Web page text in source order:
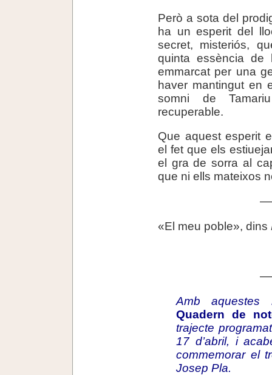
Però a sota del
ha un esperit del
secret, misteriós,
quinta essència de
emmarcat per una
haver mantingut en
somni de
recuperable.
Que aquest esperit
el fet que els
el gra de sorra al
que ni ells mateixos
«El meu poble», dins
Amb aquestes
Quadern de
trajecte
17 d’abril, i
commemorar el
Josep Pla.